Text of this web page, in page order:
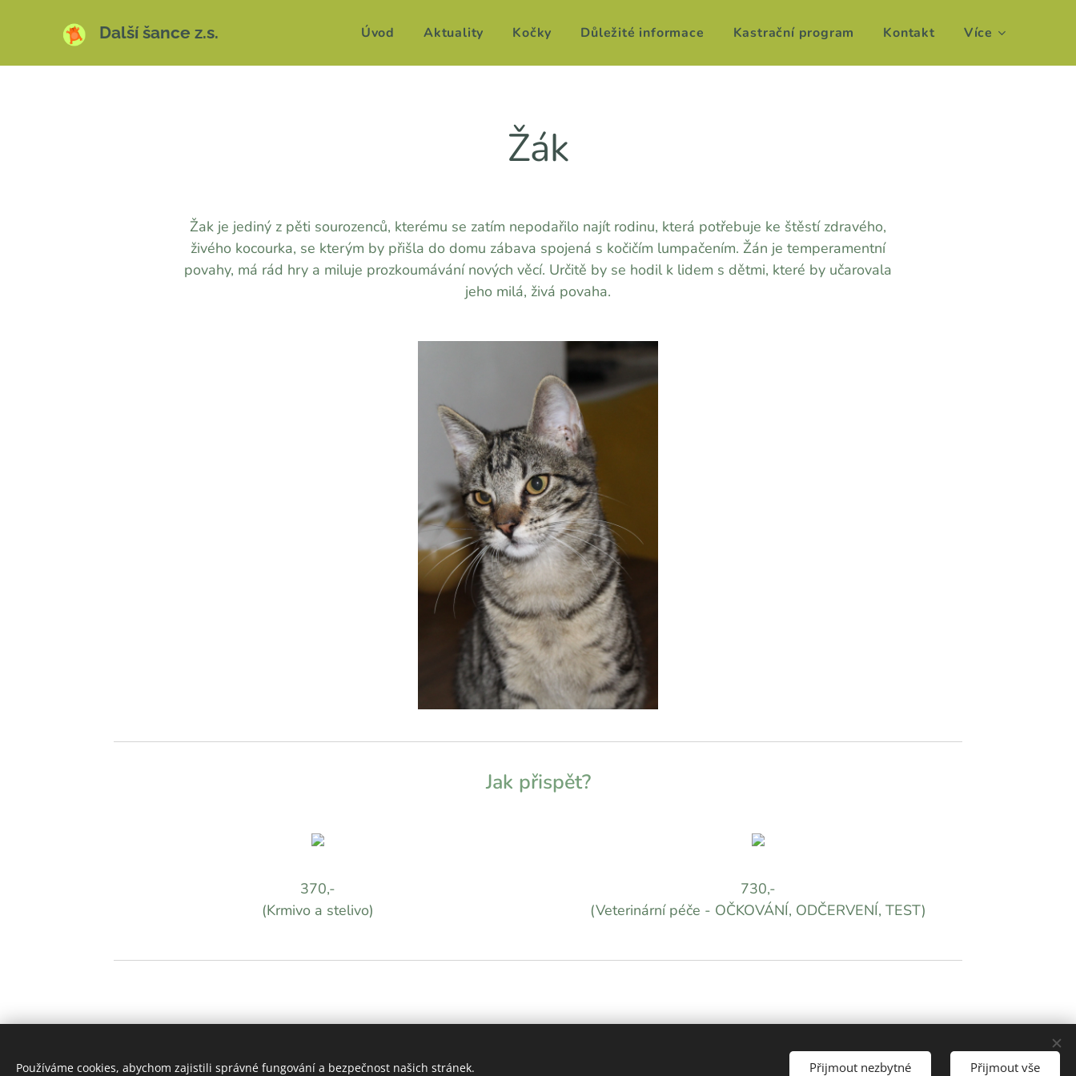
Další šance z.s. Úvod Aktuality Kočky Důležité informace Kastrační program Kontakt Více
Žák
Žak je jediný z pěti sourozenců, kterému se zatím nepodařilo najít rodinu, která potřebuje ke štěstí zdravého,
živého kocourka, se kterým by přišla do domu zábava spojená s kočičím lumpačením. Žán je temperamentní
povahy, má rád hry a miluje prozkoumávání nových věcí. Určitě by se hodil k lidem s dětmi, které by učarovala
jeho milá, živá povaha.
Jak přispět?
370,-
(Krmivo a stelivo)
730,-
(Veterinární péče - OČKOVÁNÍ, ODČERVENÍ, TEST)
Používáme cookies, abychom zajistili správné fungování a bezpečnost našich stránek. Přijmout nezbytné Přijmout vše